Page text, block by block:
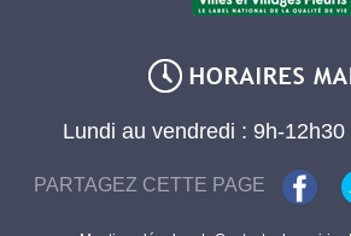
Lundi au vendredi : 9h-
PARTAGEZ CETTE PAGE